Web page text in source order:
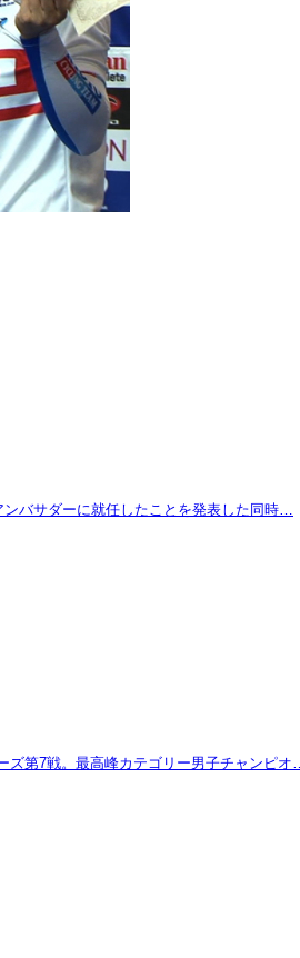
バサダーに就任したことを発表した同時…
第7戦。最高峰カテゴリー男子チャンピオ…